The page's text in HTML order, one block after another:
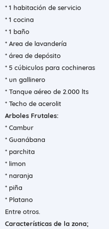
* 1 habitación de servicio
* 1 cocina
* 1 baño
* Area de lavandería
* área de depósito
* 5 cúbiculos para cochineras
* un gallinero
* Tanque aéreo de 2.000 lts
* Techo de acerolit
Arboles Frutales:
* Cambur
* Guanábana
* parchita
* limon
* naranja
* piña
* Platano
Entre otros.
Características de la zona;